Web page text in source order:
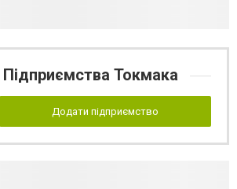
Підприємства Токмака
Додати підприємство